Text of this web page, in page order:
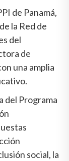
de Panamá,
la Red de
del
de
una amplia
del Programa
social, la